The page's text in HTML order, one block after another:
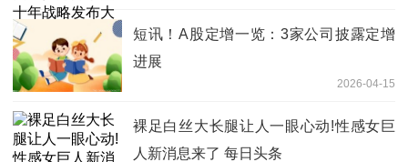
短讯！A股定增一览：3家公司披露定增
进展
2026-04-15
裸足白丝大长腿让人一眼心动!性感女巨
人新消息来了 每日头条